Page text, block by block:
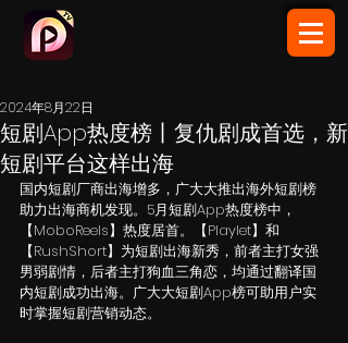
短剧App热度榜丨复仇剧成首选，新
短剧平台这样出海
2024年8月22日
国内短剧厂商出海增多，广大大推出海外短剧榜
助力出海商机发现。5月短剧App热度榜中，
【MoboReels】热度居首。【Playlet】和
【RushShort】为短剧出海新秀，前者主打女强
男弱剧情，后者主打狗血三角恋，均通过翻译国
内短剧成功出海。广大大短剧App榜可助用户实
时掌握短剧营销动态。